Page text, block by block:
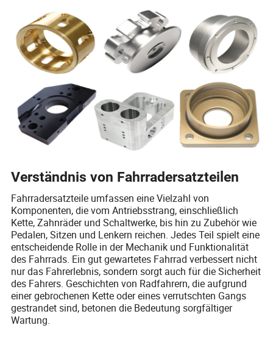
Verständnis von Fahrradersatzteilen
Fahrradersatzteile umfassen eine Vielzahl von
Komponenten, die vom Antriebsstrang, einschließlich
Kette, Zahnräder und Schaltwerke, bis hin zu Zubehör wie
Pedalen, Sitzen und Lenkern reichen. Jedes Teil spielt eine
entscheidende Rolle in der Mechanik und Funktionalität
des Fahrrads. Ein gut gewartetes Fahrrad verbessert nicht
nur das Fahrerlebnis, sondern sorgt auch für die Sicherheit
des Fahrers. Geschichten von Radfahrern, die aufgrund
einer gebrochenen Kette oder eines verrutschten Gangs
gestrandet sind, betonen die Bedeutung sorgfältiger
Wartung.